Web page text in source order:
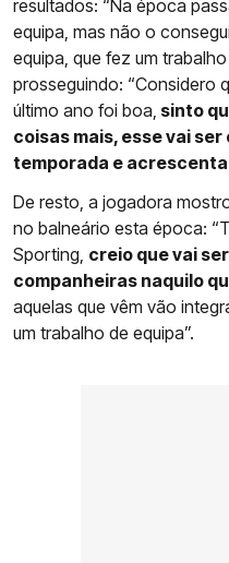
resultados: “Na época
equipa, mas não o
equipa, que fez um
prosseguindo: “Considero
último ano foi boa, sinto
coisas mais, esse vai
temporada e
De resto, a jogadora
no balneário esta época:
Sporting, creio que vai
companheiras naquilo
aquelas que vêm vão
um trabalho de equipa”.